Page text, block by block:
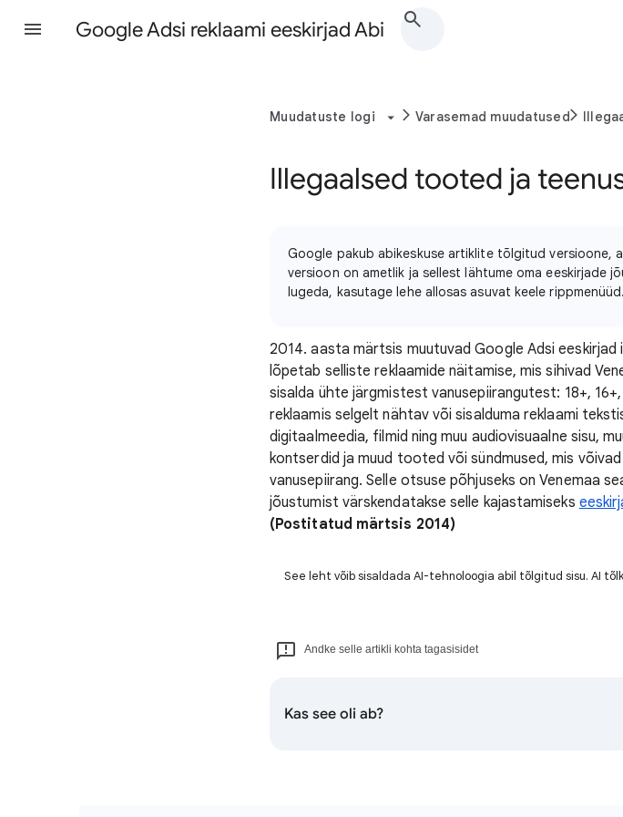
Google Adsi reklaami eeskirjad Abi
Muudatuste logi Varasemad muudatused
Illegaalsed tooted ja
Google pakub abikeskuse artiklite tõlgitud versioone,
versioon on ametlik ja sellest lähtume oma eeskirjade
lugeda, kasutage lehe allosas asuvat keele rippmenüüd.
2014. aasta märtsis muutuvad Google Adsi
lõpetab selliste reklaamide näitamise, mis sihivad
sisalda ühte järgmistest vanusepiirangutest: 18+,
reklaamis selgelt nähtav või sisalduma reklaami
digitaalmeedia, filmid ning muu audiovisuaalne sisu,
kontserdid ja muud tooted või sündmused, mis
vanusepiirang. Selle otsuse põhjuseks on Venemaa
jõustumist värskendatakse selle kajastamiseks
(Postitatud märtsis 2014)
See leht võib sisaldada AI-tehnoloogia abil tõlgitud sisu. AI
Andke selle artikli kohta tagasisidet
Kas see oli ab?